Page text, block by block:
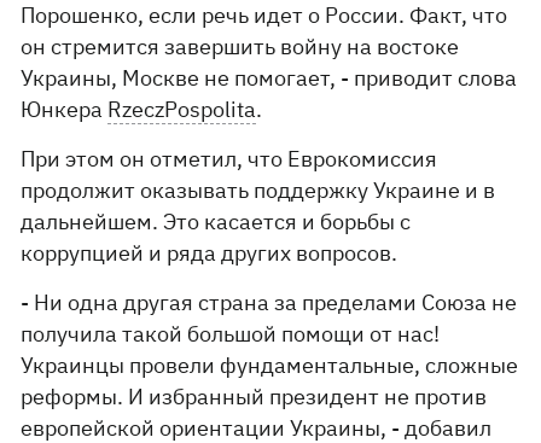
Порошенко, если речь идет о России. Факт, что
он стремится завершить войну на востоке
Украины, Москве не помогает, - приводит слова
Юнкера RzeczPospolita.
При этом он отметил, что Еврокомиссия
продолжит оказывать поддержку Украине и в
дальнейшем. Это касается и борьбы с
коррупцией и ряда других вопросов.
- Ни одна другая страна за пределами Союза не
получила такой большой помощи от нас!
Украинцы провели фундаментальные, сложные
реформы. И избранный президент не против
европейской ориентации Украины, - добавил